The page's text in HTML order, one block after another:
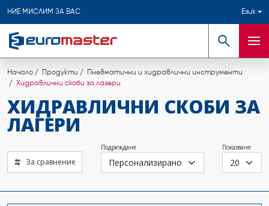
НИЕ МИСЛИМ ЗА ВАС Език
Търсене
Начало Продукти
Пневматични и хидравлични инструменти
Хидравлични скоби за лагери
ХИДРАВЛИЧНИ СКОБИ ЗА
ЛАГЕРИ
За сравнение
Подреждане Показване